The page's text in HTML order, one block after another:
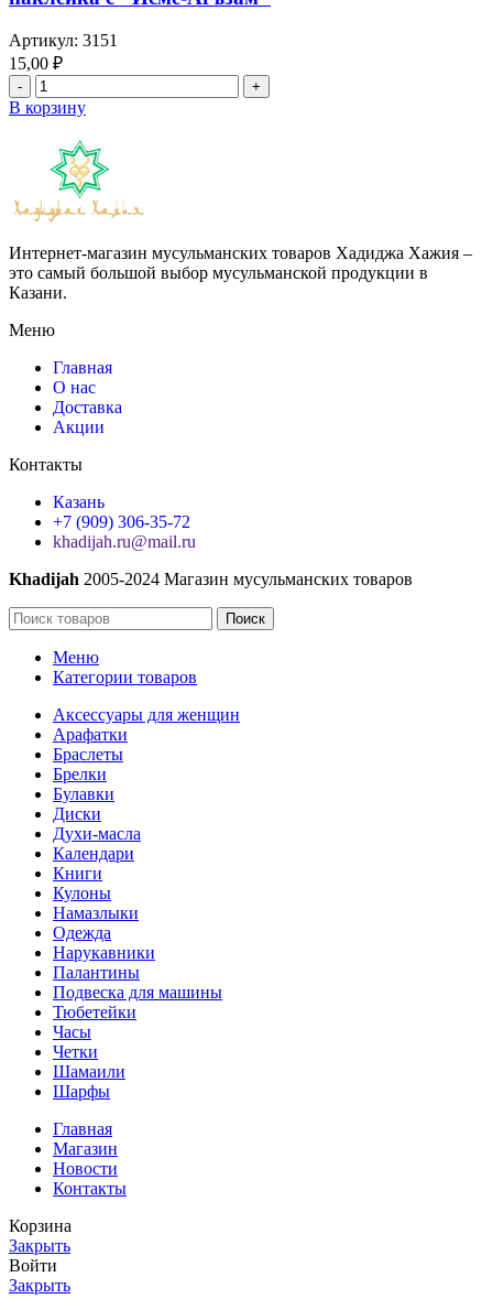
Артикул: 3151
15,00 ₽
В корзину
Интернет-магазин мусульманских товаров Хадиджа Хажия –
это самый большой выбор мусульманской продукции в
Казани.
Меню
Главная
О нас
Доставка
Акции
Контакты
Казань
+7 (909) 306-35-72
khadijah.ru@mail.ru
Khadijah 2005-2024 Магазин мусульманских товаров
Поиск
Меню
Категории товаров
Аксессуары для женщин
Арафатки
Браслеты
Брелки
Булавки
Диски
Духи-масла
Календари
Книги
Кулоны
Намазлыки
Одежда
Нарукавники
Палантины
Подвеска для машины
Тюбетейки
Часы
Четки
Шамаили
Шарфы
Главная
Магазин
Новости
Контакты
Корзина
Закрыть
Войти
Закрыть